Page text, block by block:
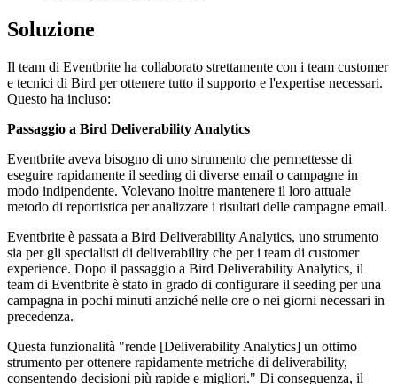
Soluzione
Il team di Eventbrite ha collaborato strettamente con i team customer
e tecnici di Bird per ottenere tutto il supporto e l'expertise necessari.
Questo ha incluso:
Passaggio a Bird Deliverability Analytics
Eventbrite aveva bisogno di uno strumento che permettesse di
eseguire rapidamente il seeding di diverse email o campagne in
modo indipendente. Volevano inoltre mantenere il loro attuale
metodo di reportistica per analizzare i risultati delle campagne email.
Eventbrite è passata a Bird Deliverability Analytics, uno strumento
sia per gli specialisti di deliverability che per i team di customer
experience. Dopo il passaggio a Bird Deliverability Analytics, il
team di Eventbrite è stato in grado di configurare il seeding per una
campagna in pochi minuti anziché nelle ore o nei giorni necessari in
precedenza.
Questa funzionalità "rende [Deliverability Analytics] un ottimo
strumento per ottenere rapidamente metriche di deliverability,
consentendo decisioni più rapide e migliori." Di conseguenza, il